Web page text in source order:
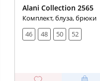
Alani Collection 2565
Комплект, блуза, брюки
46
48 50 52